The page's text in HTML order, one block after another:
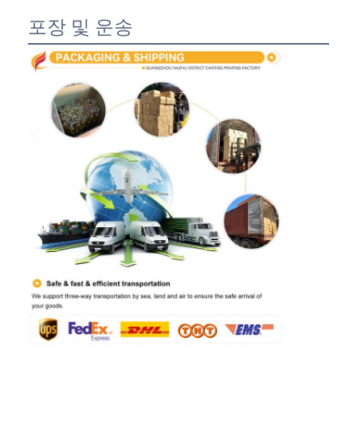
포장 및 운송